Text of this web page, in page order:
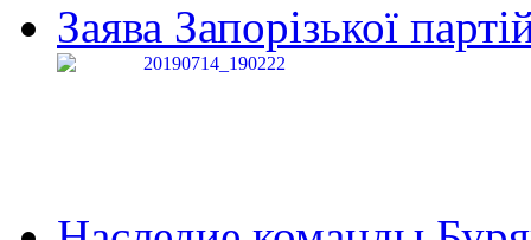
Заява Запорізької